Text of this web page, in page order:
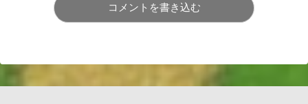
コメントを書き込む